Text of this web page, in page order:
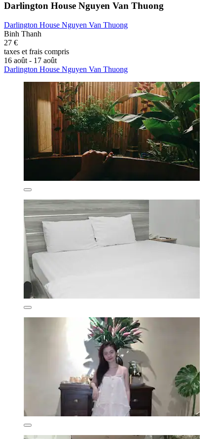
Darlington House Nguyen Van Thuong
Darlington House Nguyen Van Thuong
Binh Thanh
27 €
taxes et frais compris
16 août - 17 août
Darlington House Nguyen Van Thuong